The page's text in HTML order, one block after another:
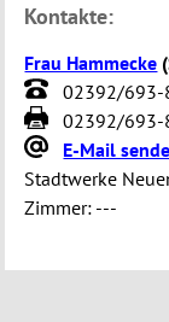
Kontakte:
Frau Hammecke (
02392/693-
02392/693-
E-Mail
Stadtwerke
Zimmer: ---